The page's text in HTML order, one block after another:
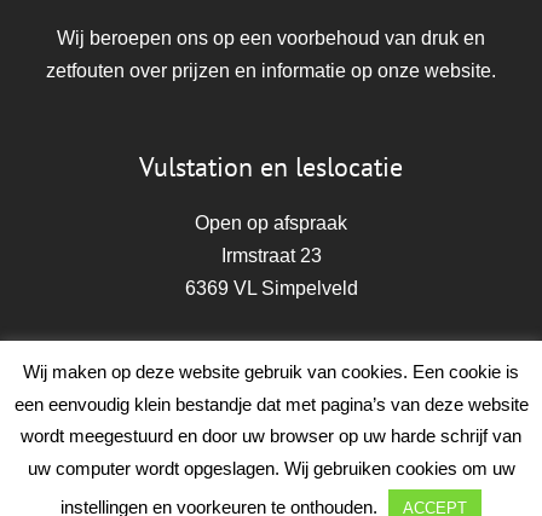
Wij beroepen ons op een voorbehoud van druk en
zetfouten over prijzen en informatie op onze website.
Vulstation en leslocatie
Open op afspraak
Irmstraat 23
6369 VL Simpelveld
Zwembad
De Joffer
Goswijnstraat 1
6367 EB Voerendaal
Wij maken op deze website gebruik van cookies. Een cookie is
een eenvoudig klein bestandje dat met pagina’s van deze website
wordt meegestuurd en door uw browser op uw harde schrijf van
uw computer wordt opgeslagen. Wij gebruiken cookies om uw
instellingen en voorkeuren te onthouden.
ACCEPT